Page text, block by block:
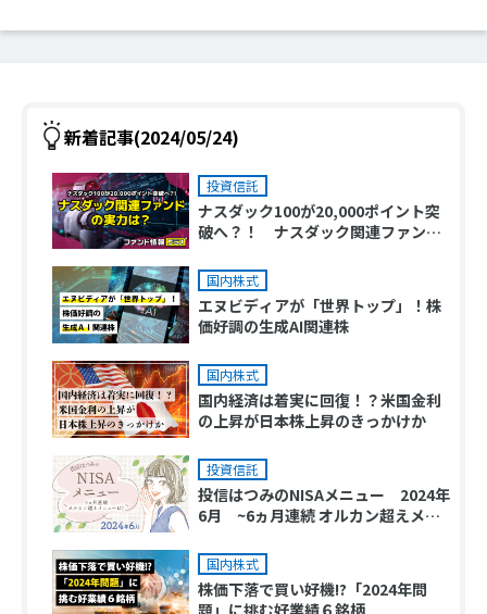
新着記事(2024/05/24)
投資信託
ナスダック100が20,000ポイント突
破へ？！ ナスダック関連ファンド
国内株式
エヌビディアが「世界トップ」！株
価好調の生成AI関連株
国内株式
国内経済は着実に回復！？米国金利
の上昇が日本株上昇のきっかけか
投資信託
投信はつみのNISAメニュー 2024年
6月 ~6ヵ月連続 オルカン超えメニ
国内株式
株価下落で買い好機!?「2024年問
題」に挑む好業績６銘柄